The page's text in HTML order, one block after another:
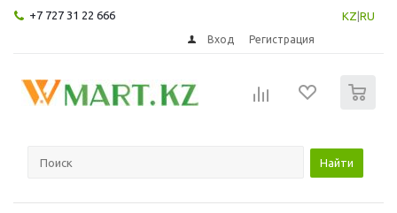
+7 727 31 22 666 KZ RU
Вход Регистрация
Найти